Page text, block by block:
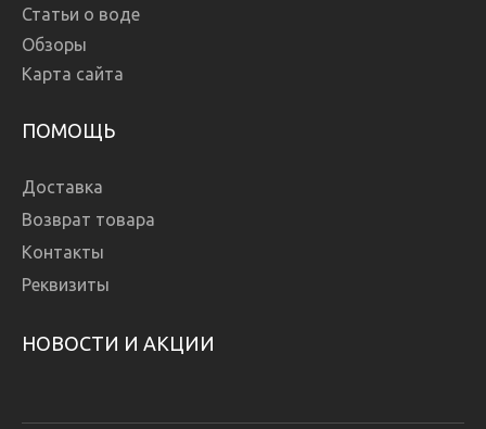
Статьи о воде
Обзоры
Карта сайта
ПОМОЩЬ
Доставка
Возврат товара
Контакты
Реквизиты
НОВОСТИ И АКЦИИ